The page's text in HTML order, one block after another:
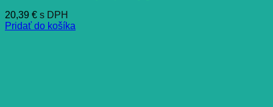
20,39 € s DPH
Pridať do košíka